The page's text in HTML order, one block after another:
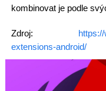
kombinovat je podle
Zdroj:
extensions-android/